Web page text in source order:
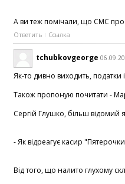
А ви теж помічали, що СМС про
Ответить Ссылка
tchubkovgeorge
Як-то дивно виходить,
Також пропоную почитати -
Сергій Глушко, більш відомий
- Як відреагує касир
Від того, що налито глухому